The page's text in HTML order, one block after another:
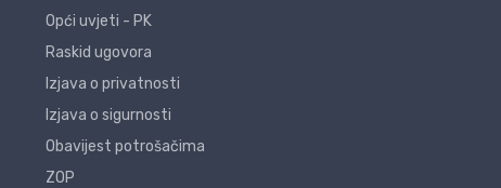
Opći uvjeti - PK
Raskid ugovora
Izjava o privatnosti
Izjava o sigurnosti
Obavijest potrošačima
ZOP